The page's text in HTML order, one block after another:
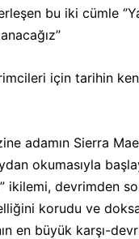
bu iki cümle
için tarihin
adamın Sierra
okumasıyla
ikilemi, devrimden
korudu ve
en büyük karşı-